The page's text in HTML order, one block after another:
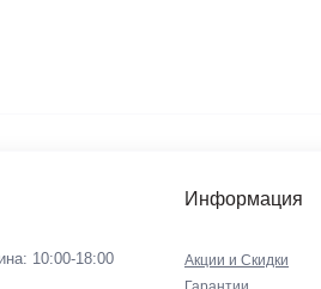
10:00-18:00
Информация
Акции и Скидки